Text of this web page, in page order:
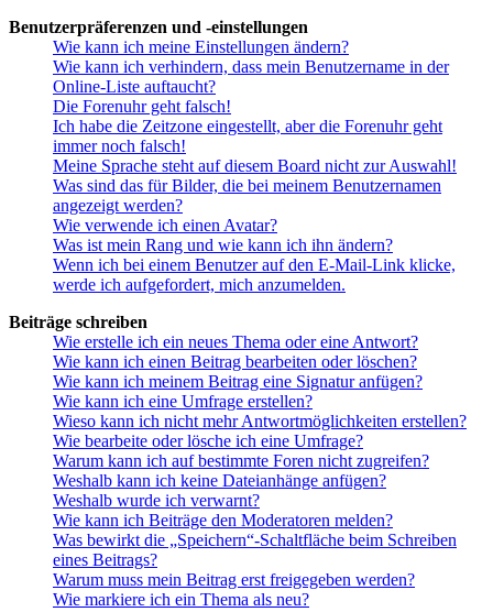
Benutzerpräferenzen und -einstellungen
Wie kann ich meine Einstellungen ändern?
Wie kann ich verhindern, dass mein Benutzername in der
Online-Liste auftaucht?
Die Forenuhr geht falsch!
Ich habe die Zeitzone eingestellt, aber die Forenuhr geht
immer noch falsch!
Meine Sprache steht auf diesem Board nicht zur Auswahl!
Was sind das für Bilder, die bei meinem Benutzernamen
angezeigt werden?
Wie verwende ich einen Avatar?
Was ist mein Rang und wie kann ich ihn ändern?
Wenn ich bei einem Benutzer auf den E-Mail-Link klicke,
werde ich aufgefordert, mich anzumelden.
Beiträge schreiben
Wie erstelle ich ein neues Thema oder eine Antwort?
Wie kann ich einen Beitrag bearbeiten oder löschen?
Wie kann ich meinem Beitrag eine Signatur anfügen?
Wie kann ich eine Umfrage erstellen?
Wieso kann ich nicht mehr Antwortmöglichkeiten erstellen?
Wie bearbeite oder lösche ich eine Umfrage?
Warum kann ich auf bestimmte Foren nicht zugreifen?
Weshalb kann ich keine Dateianhänge anfügen?
Weshalb wurde ich verwarnt?
Wie kann ich Beiträge den Moderatoren melden?
Was bewirkt die „Speichern“-Schaltfläche beim Schreiben
eines Beitrags?
Warum muss mein Beitrag erst freigegeben werden?
Wie markiere ich ein Thema als neu?